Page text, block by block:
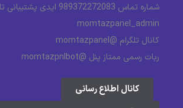
شماره تماس 989372272083 ایدی
momtazpanel_admin
کانال تلگرام @momtazpanel
ربات رسمی ممتاز پنل @momtazpnlbot
کانال اطلاع رسانی